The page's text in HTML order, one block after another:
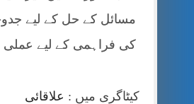
مسائل کے حل کے لیے
کی فراہمی کے لیے عملی
کیٹاگری میں : علاقائی